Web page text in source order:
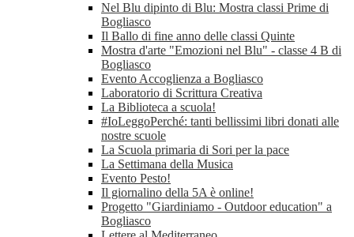
Nel Blu dipinto di Blu: Mostra classi Prime di
Bogliasco
Il Ballo di fine anno delle classi Quinte
Mostra d'arte "Emozioni nel Blu" - classe 4 B di
Bogliasco
Evento Accoglienza a Bogliasco
Laboratorio di Scrittura Creativa
La Biblioteca a scuola!
#IoLeggoPerché: tanti bellissimi libri donati alle
nostre scuole
La Scuola primaria di Sori per la pace
La Settimana della Musica
Evento Pesto!
Il giornalino della 5A è online!
Progetto "Giardiniamo - Outdoor education" a
Bogliasco